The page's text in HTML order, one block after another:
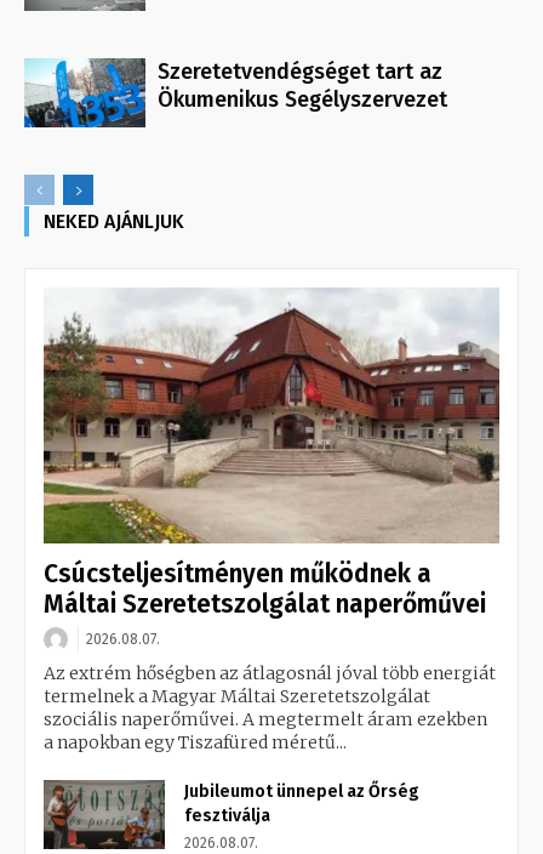
Szeretetvendégséget tart az
Ökumenikus Segélyszervezet
NEKED AJÁNLJUK
Csúcsteljesítményen működnek a
Máltai Szeretetszolgálat naperőművei
2026.08.07.
Az extrém hőségben az átlagosnál jóval több energiát
termelnek a Magyar Máltai Szeretetszolgálat
szociális naperőművei. A megtermelt áram ezekben
a napokban egy Tiszafüred méretű...
Jubileumot ünnepel az Őrség
fesztiválja
2026.08.07.